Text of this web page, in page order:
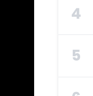
4
5